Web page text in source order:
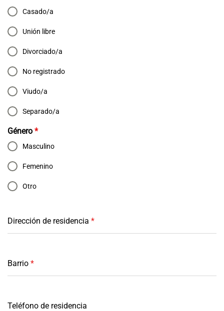
Casado/a
Unión libre
Divorciado/a
No registrado
Viudo/a
Separado/a
Género *
Masculino
Femenino
Otro
Dirección de residencia *
Barrio *
Teléfono de residencia